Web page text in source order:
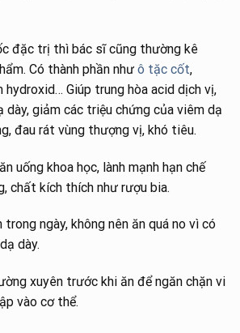
đặc trị thì bác sĩ cũng thường kê
Có thành phần như ô tặc cốt,
hydroxid… Giúp trung hòa acid dịch vị,
dày, giảm các triệu chứng của viêm dạ
đau rát vùng thượng vị, khó tiêu.
uống khoa học, lành mạnh hạn chế
chất kích thích như rượu bia.
trong ngày, không nên ăn quá no vì có
dày.
xuyên trước khi ăn để ngăn chặn vi
vào cơ thể.